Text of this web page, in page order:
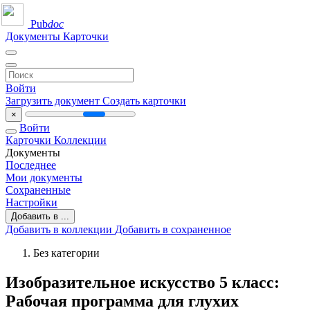
Pubdoc
Документы Карточки
Войти
Загрузить документ Создать карточки
×
Войти
Карточки Коллекции
Документы
Последнее
Мои документы
Сохраненные
Настройки
Добавить в ...
Добавить в коллекции Добавить в сохраненное
Без категории
Изобразительное искусство 5 класс:
Рабочая программа для глухих